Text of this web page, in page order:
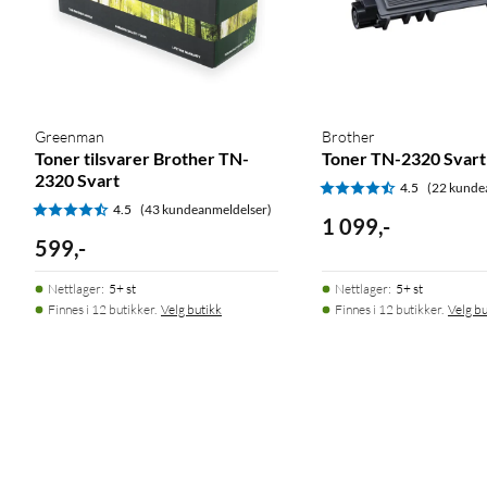
Greenman
Toner tilsvarer Brother TN-
2320 Svart
4.5 (43 kundeanmeldelser)
599,-
Nettlager: 5+ st
Finnes i 12 butikker. Velg butikk
Brother
Toner TN-2320 Svart
4.5 (22
1 099,-
Nettlager: 5+ st
Finnes i 12 butikker. Velg